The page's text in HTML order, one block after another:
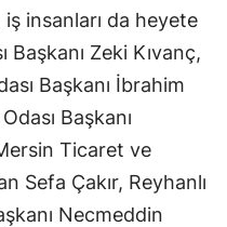
insanları da heyete
Başkanı Zeki Kıvanç,
Başkanı İbrahim
Başkanı
Ticaret ve
Sefa Çakır, Reyhanlı
Necmeddin